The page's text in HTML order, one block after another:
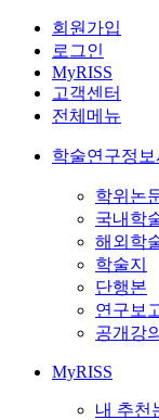
회원가입
로그인
MyRISS
고객센터
전체메뉴
학술연구정
학위논
국내학
해외학
학술지
단행본
연구보
공개강의
MyRISS
내 추천